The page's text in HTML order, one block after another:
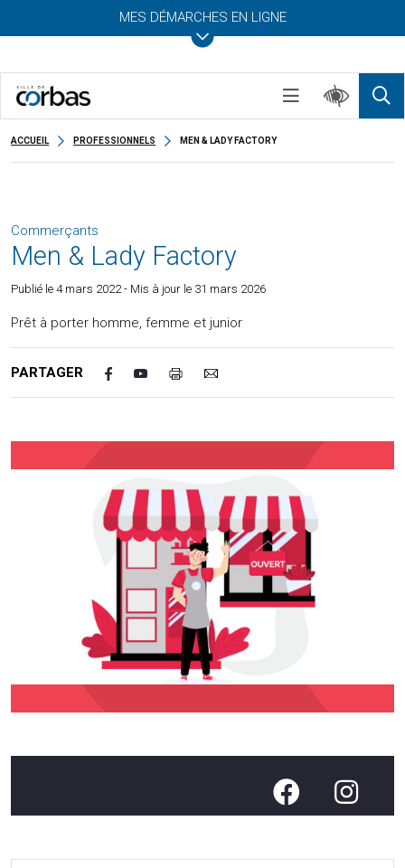
MES DÉMARCHES EN LIGNE
ACCUEIL PROFESSIONNELS MEN & LADY FACTORY
Commerçants
Men & Lady Factory
Publié le 4 mars 2022- Mis à jour le 31 mars 2026
Prêt à porter homme, femme et junior
PARTAGER